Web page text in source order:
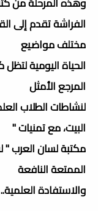
الفراشة تقدم إلى
مختلف مواضيع
الحياة اليومية
المرجع الأمثل
لنشاطات الطلاب
البيت، مع تمنيات "
مكتبة لسان العرب "
الممتعة النافعة
والاستفادة العلمية..